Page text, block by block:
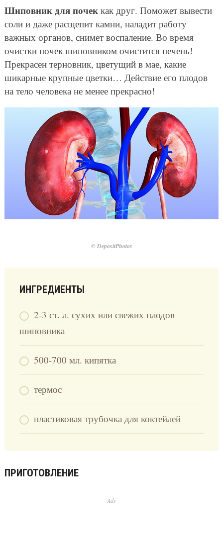
Шиповник для почеккак друг. Поможет вывести
соли и даже расщепит камни, наладит работу
важных органов, снимет воспаление. Во время
очистки почек шиповником очистится печень!
Прекрасен терновник, цветущий в мае, какие
шикарные крупные цветки… Действие его плодов
на тело человека не менее прекрасно!
© DepositPhotos
ИНГРЕДИЕНТЫ
2-3 ст. л. сухих или свежих плодов
шиповника
500-700 мл. кипятка
термос
пластиковая трубочка для коктейлей
ПРИГОТОВЛЕНИЕ
Ads